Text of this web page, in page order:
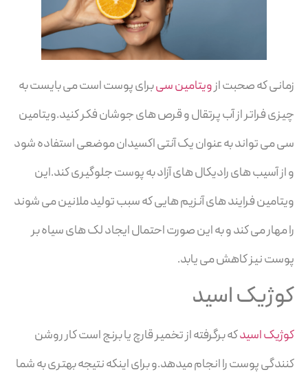
زمانی که صحبت ازویتامین سیبرای پوست است می بایست به
چیزی فراتر از آب پرتقال و قرص های جوشان فکر کنید.ویتامین
سی می تواند به عنوان یک آنتی اکسیدان موضعی استفاده شود
و از آسیب های رادیکال های آزاد به پوست جلوگیری کند.این
ویتامین فرایند های آنزیم هایی که سبب تولید ملانین می شوند
را مهار می کند و به این صورت احتمال ایجاد لک های سیاه بر
پوست نیز کاهش می یابد.
کوژیک اسید
کوژیک اسیدکه برگرفته از تخمیر قارچ یا برنج است کار روشن
کنندگی پوست را انجام میدهد.و برای اینکه نتیجه بهتری به شما